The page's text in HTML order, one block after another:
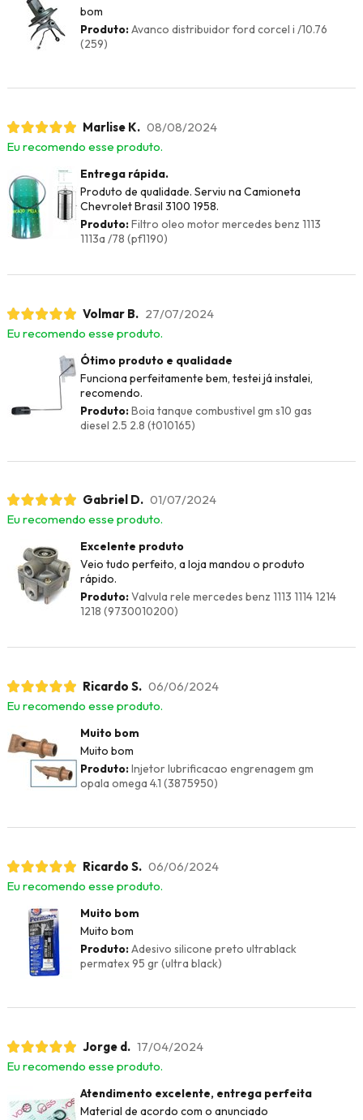
bom
Produto:Avanco distribuidor ford corcel i /10.76
(259)
Marlise K. 08/08/2024
Eu recomendo esse produto.
Entrega rápida.
Produto de qualidade. Serviu na Camioneta
Chevrolet Brasil 3100 1958.
Produto:Filtro oleo motor mercedes benz 1113
1113a /78 (pf1190)
Volmar B. 27/07/2024
Eu recomendo esse produto.
Ótimo produto e qualidade
Funciona perfeitamente bem, testei já instalei,
recomendo.
Produto:Boia tanque combustivel gm s10 gas
diesel 2.5 2.8 (t010165)
Gabriel D. 01/07/2024
Eu recomendo esse produto.
Excelente produto
Veio tudo perfeito, a loja mandou o produto
rápido.
Produto:Valvula rele mercedes benz 1113 1114 1214
1218 (9730010200)
Ricardo S. 06/06/2024
Eu recomendo esse produto.
Muito bom
Muito bom
Produto:Injetor lubrificacao engrenagem gm
opala omega 4.1 (3875950)
Ricardo S. 06/06/2024
Eu recomendo esse produto.
Muito bom
Muito bom
Produto:Adesivo silicone preto ultrablack
permatex 95 gr (ultra black)
Jorge d. 17/04/2024
Eu recomendo esse produto.
Atendimento excelente, entrega perfeita
Material de acordo com o anunciado